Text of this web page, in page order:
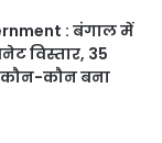
: बंगाल में
विस्तार, 35
कौन-कौन बना